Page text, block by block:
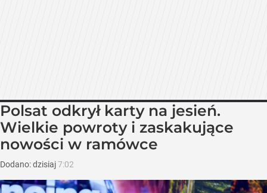
Polsat odkrył karty na jesień.
Wielkie powroty i zaskakujące
nowości w ramówce
Dodano:dzisiaj7:02